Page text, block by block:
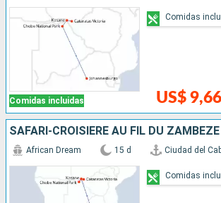
Comidas incluidas US$
Comidas
African Dream 15 d Ciudad del
Comidas